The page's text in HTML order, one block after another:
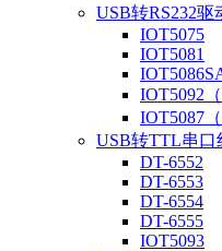
USB转RS232驱
IOT5075
IOT5081
IOT5092（
IOT5087（
USB转TTL串口
DT-6552
DT-6553
DT-6554
DT-6555
IOT5093